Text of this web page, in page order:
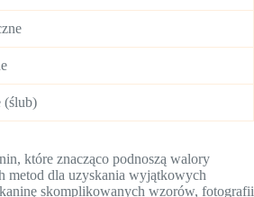
(ślub)
które znacząco podnoszą walory
metod dla uzyskania wyjątkowych
skomplikowanych wzorów, fotografii